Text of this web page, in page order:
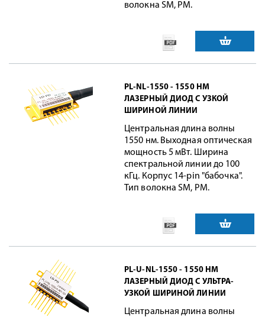
волокна SM, PM.
PL-NL-1550 - 1550 НМ
ЛАЗЕРНЫЙ ДИОД С УЗКОЙ
ШИРИНОЙ ЛИНИИ
Центральная длина волны
1550 нм. Выходная оптическая
мощность 5 мВт. Ширина
спектральной линии до 100
кГц. Корпус 14-pin "бабочка".
Тип волокна SM, PM.
PL-U-NL-1550 - 1550 НМ
ЛАЗЕРНЫЙ ДИОД С УЛЬТРА-
УЗКОЙ ШИРИНОЙ ЛИНИИ
Центральная длина волны